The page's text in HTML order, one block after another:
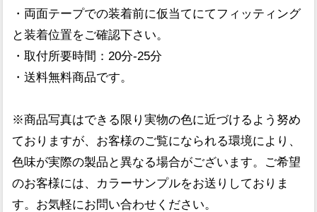
・両面テープでの装着前に仮当てにてフィッティング
と装着位置をご確認下さい。
・取付所要時間：20分-25分
・送料無料商品です。
※商品写真はできる限り実物の色に近づけるよう努め
ておりますが、お客様のご覧になられる環境により、
色味が実際の製品と異なる場合がございます。ご希望
のお客様には、カラーサンプルをお送りしておりま
す。お気軽にお問い合わせください。